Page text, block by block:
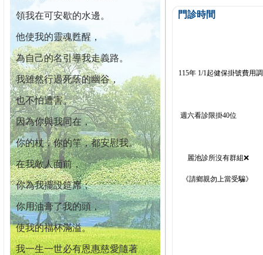
領我在可安歇的水邊。
他使我的靈魂甦醒，
為自己的名引導我走義路。
我雖然行過死蔭的幽谷，
也不怕遭害。
因為你與我同在，
你的杖，你的竿，都安慰我。
在我敵人面前，
你為我擺設筵席；
你用油膏了我的頭，
使我的福杯滿溢。
我一生一世必有恩惠慈愛隨著
門診時間
115年 1/1起健保掛號費用
週六看診限掛40位
麗池診所沒有群組❌
《請鄉親勿上當受騙》